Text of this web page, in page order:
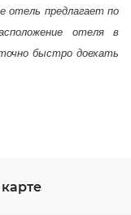
отель предлагает по
отеля в
быстро доехать